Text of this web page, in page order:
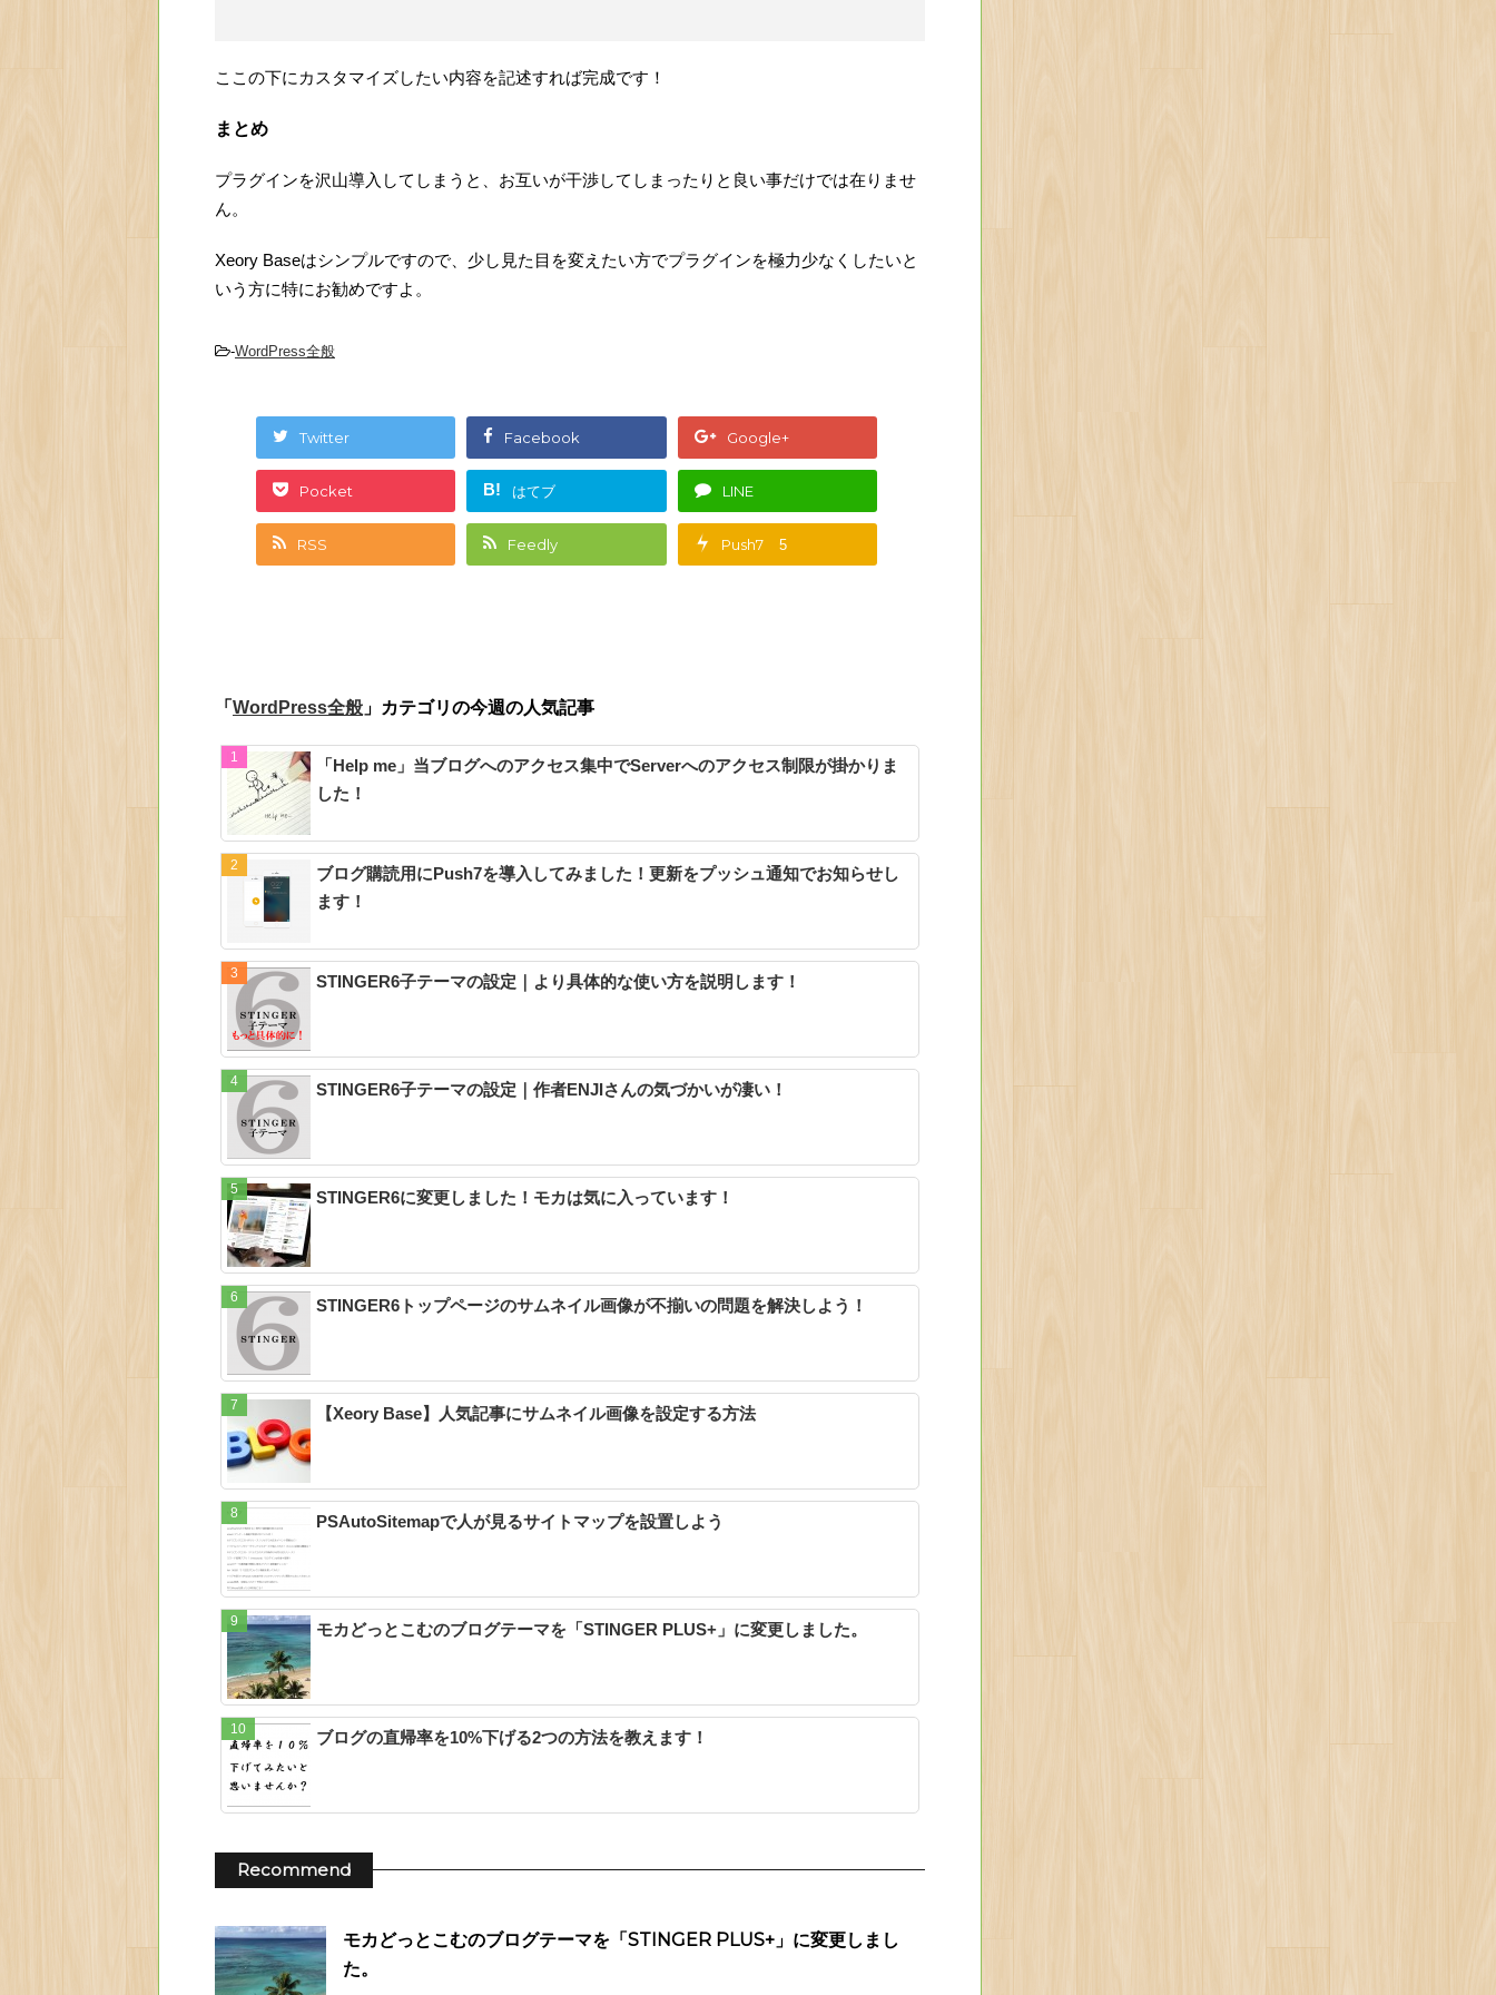
ここの下にカスタマイズしたい内容を記述すれば完成です！
まとめ
プラグインを沢山導入してしまうと、お互いが干渉してしまったりと良い事だけでは在りませ
ん。
Xeory Baseはシンプルですので、少し見た目を変えたい方でプラグインを極力少なくしたいと
いう方に特にお勧めですよ。
-WordPress全般
Twitter Facebook Google+
Pocket B! はてブ LINE
RSS Feedly Push7 5
「WordPress全般 」カテゴリの今週の人気記事
「Help me」当ブログへのアクセス集中でServerへのアクセス制限が掛かりま
した！
ブログ購読用にPush7を導入してみました！更新をプッシュ通知でお知らせし
ます！
STINGER6子テーマの設定｜より具体的な使い方を説明します！
STINGER6子テーマの設定｜作者ENJIさんの気づかいが凄い！
STINGER6に変更しました！モカは気に入っています！
STINGER6トップページのサムネイル画像が不揃いの問題を解決しよう！
【Xeory Base】人気記事にサムネイル画像を設定する方法
PSAutoSitemapで人が見るサイトマップを設置しよう
モカどっとこむのブログテーマを「STINGER PLUS+」に変更しました。
ブログの直帰率を10%下げる2つの方法を教えます！
Recommend
モカどっとこむのブログテーマを「STINGER PLUS+」に変更しまし
た。